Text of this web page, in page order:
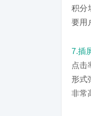
积分
要用
7.插
点击
形式
非常